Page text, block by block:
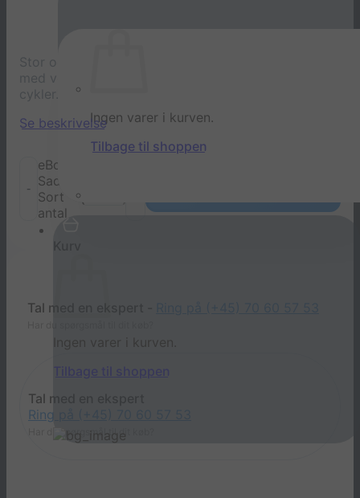
Ingen varer i kurven.
Tilbage til shoppen
Ingen varer i kurven.
Stor og bredt sæde – bliver primært brugt sammen
med vores eBoss, men kan også bruges på andre
cykler.
Se beskrivelse
eBoss
Sadel -
Sort
antal
Tal med en ekspert -
Tal med en ekspert
Ring på (+45) 70 60 57 53
Har du spørgsmål til dit køb?